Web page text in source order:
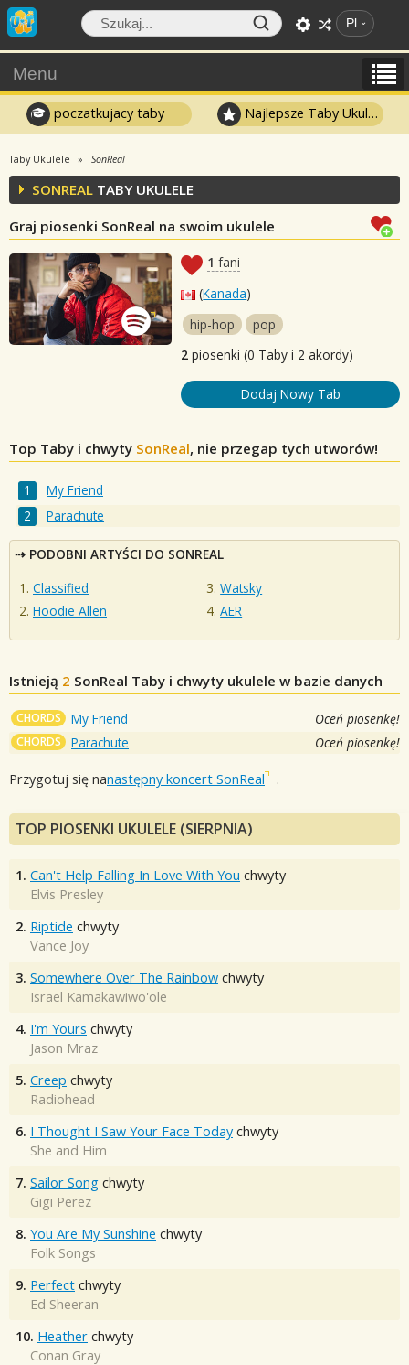
Pl
Menu
poczatkujacy taby Najlepsze Taby Ukulele
Taby Ukulele SonReal
SONREAL TABY UKULELE
Graj piosenki SonReal na swoim ukulele
1 fani
(Kanada)
hip-hop
pop
2 piosenki (0 Taby i 2 akordy)
Dodaj Nowy Tab
Top Taby i chwyty SonReal, nie przegap tych utworów!
My Friend
Parachute
PODOBNI ARTYŚCI DO SONREAL
Classified
Hoodie Allen
Watsky
AER
Istnieją 2 SonReal Taby i chwyty ukulele w bazie danych
CHORDS My Friend Oceń piosenkę!
CHORDS Parachute Oceń piosenkę!
Przygotuj się nanastępny koncert SonReal .
TOP PIOSENKI UKULELE (SIERPNIA)
1. Can't Help Falling In Love With You chwyty
Elvis Presley
2. Riptide chwyty
Vance Joy
3. Somewhere Over The Rainbow chwyty
Israel Kamakawiwo'ole
4. I'm Yours chwyty
Jason Mraz
5. Creep chwyty
Radiohead
6. I Thought I Saw Your Face Today chwyty
She and Him
7. Sailor Song chwyty
Gigi Perez
8. You Are My Sunshine chwyty
Folk Songs
9. Perfect chwyty
Ed Sheeran
10. Heather chwyty
Conan Gray